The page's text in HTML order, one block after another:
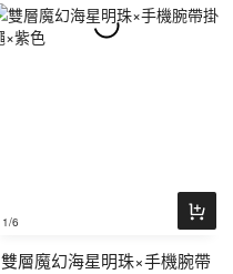
1/6
雙層魔幻海星明珠×手機腕帶